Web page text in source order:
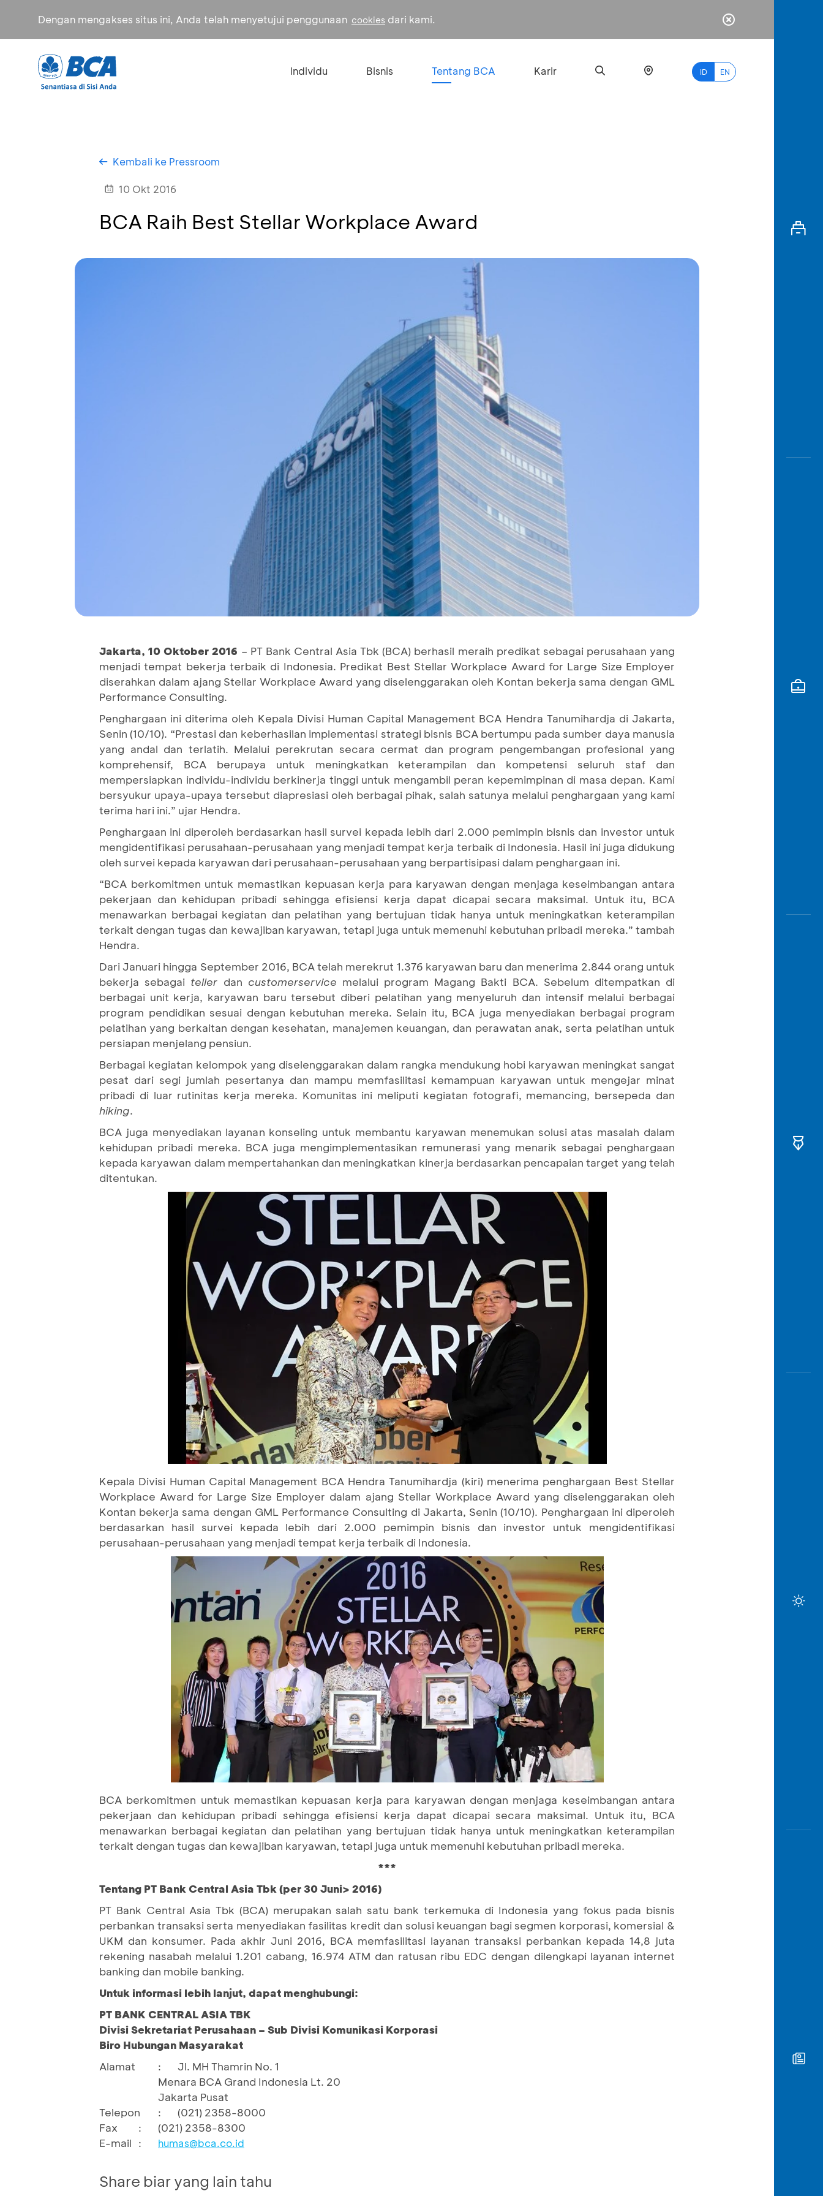
Dengan mengakses situs ini, Anda telah menyetujui penggunaan cookies dari kami.
Individu Bisnis Tentang BCA Karir ID EN
myBCA
Kembali ke Pressroom
10 Okt 2016
BCA Raih Best Stellar Workplace Award
Jakarta, 10 Oktober 2016 – PT Bank Central Asia Tbk (BCA) berhasil meraih predikat sebagai perusahaan yang
menjadi tempat bekerja terbaik di Indonesia. Predikat Best Stellar Workplace Award for Large Size Employer
diserahkan dalam ajang Stellar Workplace Award yang diselenggarakan oleh Kontan bekerja sama dengan GML
Performance Consulting.
Penghargaan ini diterima oleh Kepala Divisi Human Capital Management BCA Hendra Tanumihardja di Jakarta,
Senin (10/10). “Prestasi dan keberhasilan implementasi strategi bisnis BCA bertumpu pada sumber daya manusia
yang andal dan terlatih. Melalui perekrutan secara cermat dan program pengembangan profesional yang
komprehensif, BCA berupaya untuk meningkatkan keterampilan dan kompetensi seluruh staf dan
mempersiapkan individu-individu berkinerja tinggi untuk mengambil peran kepemimpinan di masa depan. Kami
bersyukur upaya-upaya tersebut diapresiasi oleh berbagai pihak, salah satunya melalui penghargaan yang kami
terima hari ini.” ujar Hendra.
Penghargaan ini diperoleh berdasarkan hasil survei kepada lebih dari 2.000 pemimpin bisnis dan investor untuk
mengidentifikasi perusahaan-perusahaan yang menjadi tempat kerja terbaik di Indonesia. Hasil ini juga didukung
oleh survei kepada karyawan dari perusahaan-perusahaan yang berpartisipasi dalam penghargaan ini.
“BCA berkomitmen untuk memastikan kepuasan kerja para karyawan dengan menjaga keseimbangan antara
pekerjaan dan kehidupan pribadi sehingga efisiensi kerja dapat dicapai secara maksimal. Untuk itu, BCA
menawarkan berbagai kegiatan dan pelatihan yang bertujuan tidak hanya untuk meningkatkan keterampilan
terkait dengan tugas dan kewajiban karyawan, tetapi juga untuk memenuhi kebutuhan pribadi mereka.” tambah
Hendra.
Dari Januari hingga September 2016, BCA telah merekrut 1.376 karyawan baru dan menerima 2.844 orang untuk
bekerja sebagai teller dan customerservice melalui program Magang Bakti BCA. Sebelum ditempatkan di
berbagai unit kerja, karyawan baru tersebut diberi pelatihan yang menyeluruh dan intensif melalui berbagai
program pendidikan sesuai dengan kebutuhan mereka. Selain itu, BCA juga menyediakan berbagai program
pelatihan yang berkaitan dengan kesehatan, manajemen keuangan, dan perawatan anak, serta pelatihan untuk
persiapan menjelang pensiun.
Berbagai kegiatan kelompok yang diselenggarakan dalam rangka mendukung hobi karyawan meningkat sangat
pesat dari segi jumlah pesertanya dan mampu memfasilitasi kemampuan karyawan untuk mengejar minat
pribadi di luar rutinitas kerja mereka. Komunitas ini meliputi kegiatan fotografi, memancing, bersepeda dan
hiking.
BCA juga menyediakan layanan konseling untuk membantu karyawan menemukan solusi atas masalah dalam
kehidupan pribadi mereka. BCA juga mengimplementasikan remunerasi yang menarik sebagai penghargaan
kepada karyawan dalam mempertahankan dan meningkatkan kinerja berdasarkan pencapaian target yang telah
ditentukan.
Kepala Divisi Human Capital Management BCA Hendra Tanumihardja (kiri) menerima penghargaan Best Stellar
Workplace Award for Large Size Employer dalam ajang Stellar Workplace Award yang diselenggarakan oleh
Kontan bekerja sama dengan GML Performance Consulting di Jakarta, Senin (10/10). Penghargaan ini diperoleh
berdasarkan hasil survei kepada lebih dari 2.000 pemimpin bisnis dan investor untuk mengidentifikasi
perusahaan-perusahaan yang menjadi tempat kerja terbaik di Indonesia.
BCA berkomitmen untuk memastikan kepuasan kerja para karyawan dengan menjaga keseimbangan antara
pekerjaan dan kehidupan pribadi sehingga efisiensi kerja dapat dicapai secara maksimal. Untuk itu, BCA
menawarkan berbagai kegiatan dan pelatihan yang bertujuan tidak hanya untuk meningkatkan keterampilan
terkait dengan tugas dan kewajiban karyawan, tetapi juga untuk memenuhi kebutuhan pribadi mereka.
***
Tentang PT Bank Central Asia Tbk (per 30 Juni> 2016)
PT Bank Central Asia Tbk (BCA) merupakan salah satu bank terkemuka di Indonesia yang fokus pada bisnis
perbankan transaksi serta menyediakan fasilitas kredit dan solusi keuangan bagi segmen korporasi, komersial &
UKM dan konsumer. Pada akhir Juni 2016, BCA memfasilitasi layanan transaksi perbankan kepada 14,8 juta
rekening nasabah melalui 1.201 cabang, 16.974 ATM dan ratusan ribu EDC dengan dilengkapi layanan internet
banking dan mobile banking.
Untuk informasi lebih lanjut, dapat menghubungi:
PT BANK CENTRAL ASIA TBK
Divisi Sekretariat Perusahaan – Sub Divisi Komunikasi Korporasi
Biro Hubungan Masyarakat
Alamat
:
Jl. MH Thamrin No. 1
Menara BCA Grand Indonesia Lt. 20
Jakarta Pusat
Telepon
:
(021) 2358-8000
Fax
:
(021) 2358-8300
E-mail : humas@bca.co.id
Share biar yang lain tahu